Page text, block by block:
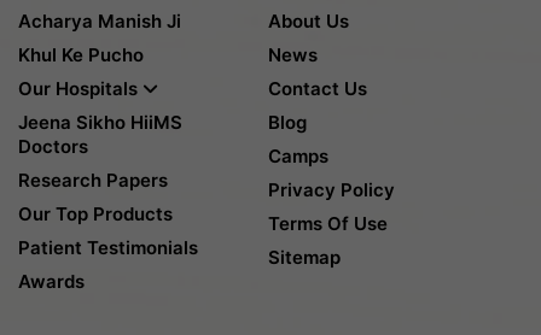
Acharya Manish Ji
Khul Ke Pucho
Our Hospitals
Jeena Sikho HiiMS
Doctors
Research Papers
Our Top Products
Patient Testimonials
Awards
About Us
News
Contact Us
Blog
Camps
Privacy Policy
Terms Of Use
Sitemap